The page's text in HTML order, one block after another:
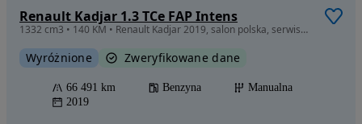
Renault Kadjar 1.3 TCe FAP Intens
1332 cm3 • 140 KM • Renault Kadjar 2019, salon polska, serwisowany w ASO, niski przebieg
Wyróżnione Zweryfikowane dane
66 491 km Benzyna
Manualna
2019